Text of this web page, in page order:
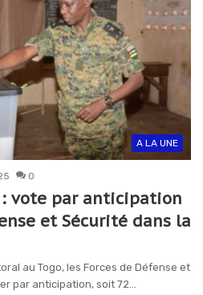
A LA UNE
0
vote par anticipation
et Sécurité dans la
au Togo, les Forces de Défense et
par anticipation, soit 72…